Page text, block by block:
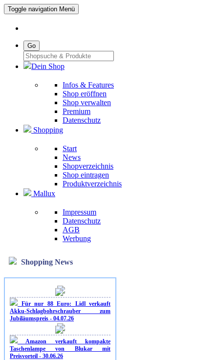
Toggle navigation Menü
Go
Dein Shop
Infos & Features
Shop eröffnen
Shop verwalten
Premium
Datenschutz
Shopping
Start
News
Shopverzeichnis
Shop eintragen
Produktverzeichnis
Mallux
Impressum
Datenschutz
AGB
Werbung
Shopping News
Für nur 88 Euro: Lidl verkauft
Akku-Schlagbohrschrauber zum
Jubiläumspreis - 04.07.26
Amazon verkauft kompakte
Taschenlampe von Blukar mit
Preisvorteil - 30.06.26